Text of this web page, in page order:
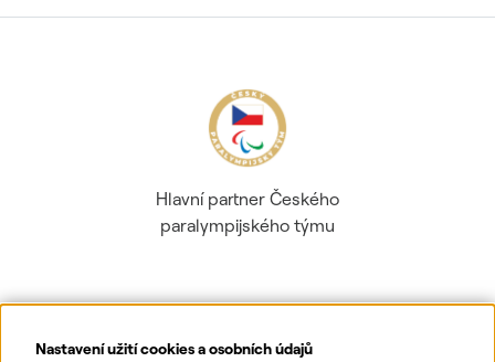
Nastavení užití cookies a osobních údajů
Hlavní partner Českého
paralympijského týmu